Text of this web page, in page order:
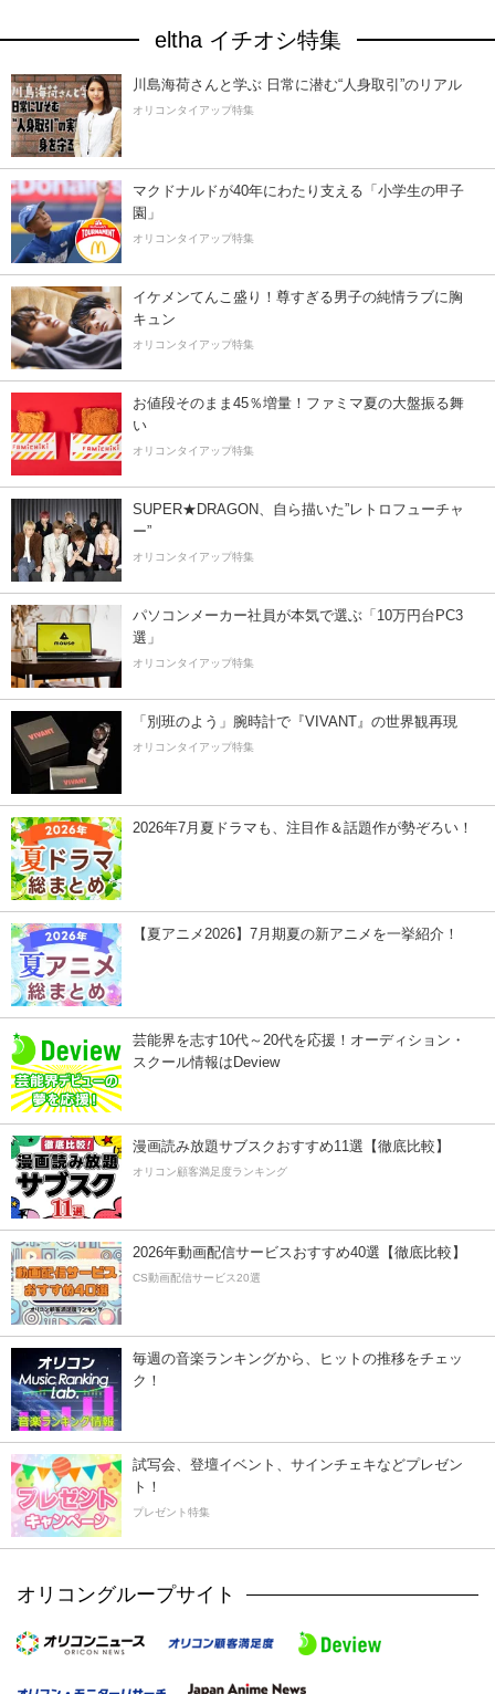
eltha イチオシ特集
川島海荷さんと学ぶ 日常に潜む“人身取引”のリアル
オリコンタイアップ特集
マクドナルドが40年にわたり支える「小学生の甲子
園」
オリコンタイアップ特集
イケメンてんこ盛り！尊すぎる男子の純情ラブに胸
キュン
オリコンタイアップ特集
お値段そのまま45％増量！ファミマ夏の大盤振る舞
い
オリコンタイアップ特集
SUPER★DRAGON、自ら描いた”レトロフューチャ
ー”
オリコンタイアップ特集
パソコンメーカー社員が本気で選ぶ「10万円台PC3
選」
オリコンタイアップ特集
「別班のよう」腕時計で『VIVANT』の世界観再現
オリコンタイアップ特集
2026年7月夏ドラマも、注目作＆話題作が勢ぞろい！
【夏アニメ2026】7月期夏の新アニメを一挙紹介！
芸能界を志す10代～20代を応援！オーディション・
スクール情報はDeview
漫画読み放題サブスクおすすめ11選【徹底比較】
オリコン顧客満足度ランキング
2026年動画配信サービスおすすめ40選【徹底比較】
CS動画配信サービス20選
毎週の音楽ランキングから、ヒットの推移をチェッ
ク！
試写会、登壇イベント、サインチェキなどプレゼン
ト！
プレゼント特集
オリコングループサイト